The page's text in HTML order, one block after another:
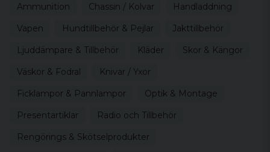
Ammunition Chassin / Kolvar
Handladdning
Vapen
Hundtillbehör & Pejlar
Jakttillbehör
Ljuddämpare & Tillbehör
Kläder
Skor & Kängor
Väskor & Fodral
Knivar / Yxor
Ficklampor & Pannlampor
Optik & Montage
Presentartiklar
Radio och Tillbehör
Rengörings & Skötselprodukter